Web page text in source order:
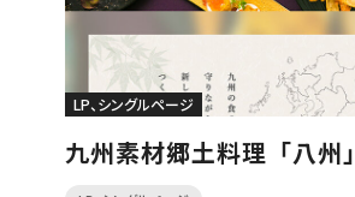
LP、シングルページ
九州素材郷土料理「八州」